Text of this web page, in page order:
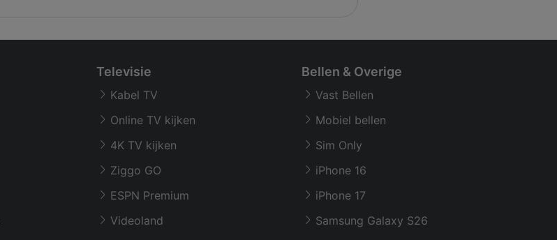
Televisie
Kabel TV
Online TV kijken
4K TV kijken
Ziggo GO
ESPN Premium
Videoland
Bellen & Overige
Vast Bellen
Mobiel bellen
Sim Only
iPhone 16
iPhone 17
Samsung Galaxy S26